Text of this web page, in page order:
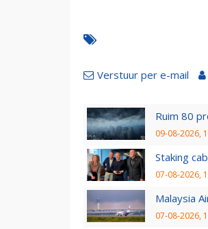
Verstuur per e-mail
Ruim 80
09-08-2026,
Staking
07-08-2026,
Malaysia
07-08-2026,